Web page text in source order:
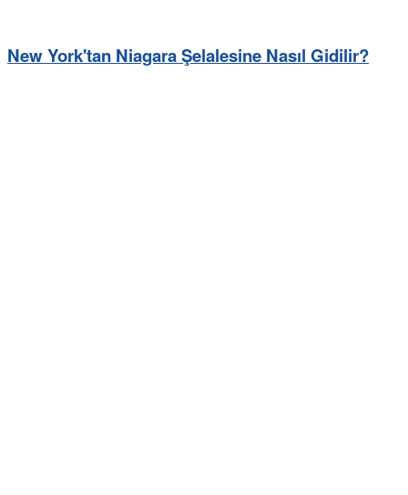
New York'tan Niagara Şelalesine Nasıl Gidilir?